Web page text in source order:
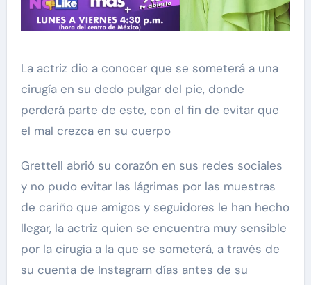
La actriz dio a conocer que se someterá a una
cirugía en su dedo pulgar del pie, donde
perderá parte de este, con el fin de evitar que
el mal crezca en su cuerpo
Grettell abrió su corazón en sus redes sociales
y no pudo evitar las lágrimas por las muestras
de cariño que amigos y seguidores le han hecho
llegar, la actriz quien se encuentra muy sensible
por la cirugía a la que se someterá, a través de
su cuenta de Instagram días antes de su